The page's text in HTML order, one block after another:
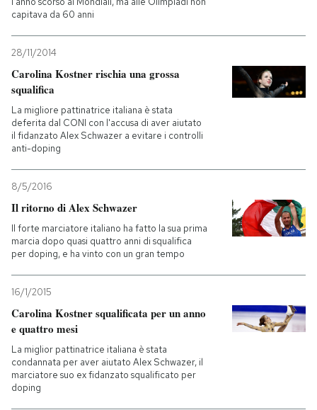
capitava da 60 anni
28/11/2014
Carolina Kostner rischia una grossa
squalifica
La migliore pattinatrice italiana è stata
deferita dal CONI con l'accusa di aver aiutato
il fidanzato Alex Schwazer a evitare i controlli
anti-doping
8/5/2016
Il ritorno di Alex Schwazer
Il forte marciatore italiano ha fatto la sua prima
marcia dopo quasi quattro anni di squalifica
per doping, e ha vinto con un gran tempo
16/1/2015
Carolina Kostner squalificata per un anno
e quattro mesi
La miglior pattinatrice italiana è stata
condannata per aver aiutato Alex Schwazer, il
marciatore suo ex fidanzato squalificato per
doping